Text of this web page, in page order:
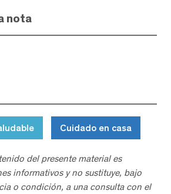
nota
Cuidado en casa
del presente material es
informativos y no sustituye, bajo
o condición, a una consulta con el